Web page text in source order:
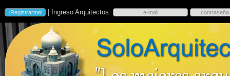
| Ingreso Arquitectos: